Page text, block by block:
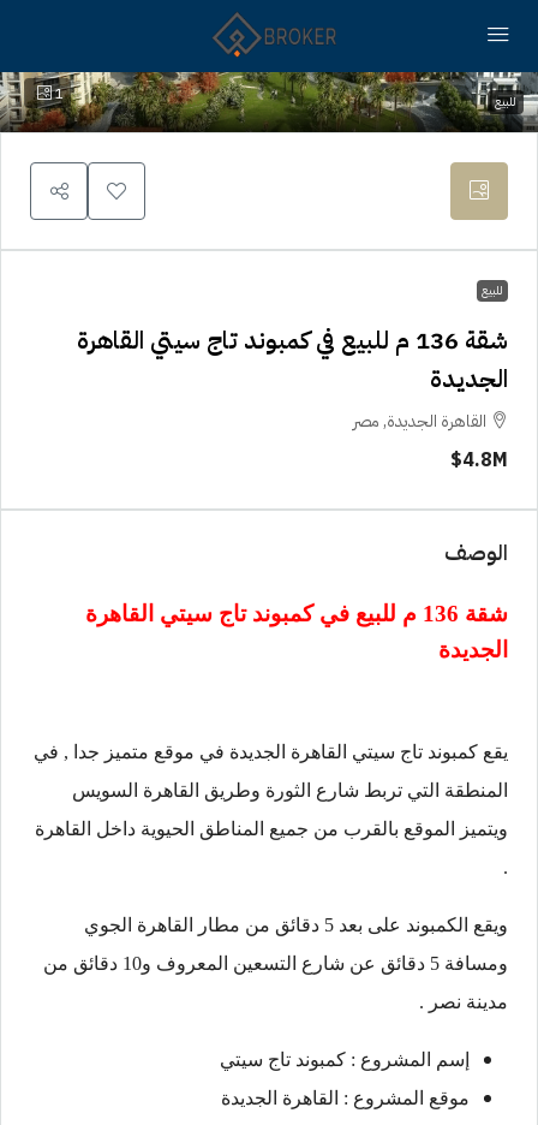
1 للبيع
للبيع
شقة 136 م للبيع في كمبوند تاج سيتي القاهرة
الجديدة
القاهرة الجديدة, مصر
4.8M$
الوصف
شقة 136 م للبيع في
كمبوند تاج سيتي القاهرة
الجديدة
يقع كمبوند تاج سيتي القاهرة الجديدة في موقع متميز جدا , في
المنطقة التي تربط شارع الثورة وطريق القاهرة السويس
ويتميز الموقع بالقرب من جميع المناطق الحيوية داخل القاهرة
.
ويقع الكمبوند على بعد 5 دقائق من مطار القاهرة الجوي
ومسافة 5 دقائق عن شارع التسعين المعروف و10 دقائق من
مدينة نصر .
إسم المشروع : كمبوند تاج سيتي
موقع المشروع : القاهرة الجديدة